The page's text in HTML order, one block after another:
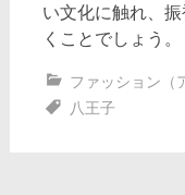
い文化に触れ、
くことでしょう。
ファッション（
八王子